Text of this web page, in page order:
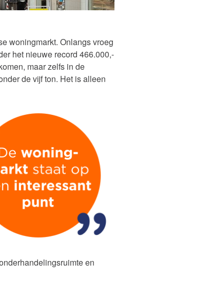
woningmarkt. Onlangs vroeg
het nieuwe record 466.000,-
maar zelfs in de
de vijf ton. Het is alleen
en